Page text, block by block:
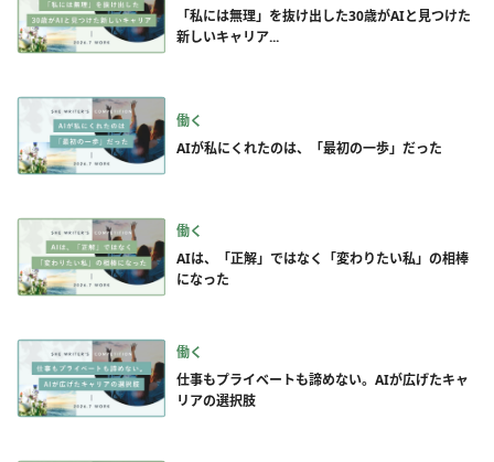
「私には無理」を抜け出した30歳がAIと見つけた
新しいキャリア...
働く
AIが私にくれたのは、「最初の一歩」だった
働く
AIは、「正解」ではなく「変わりたい私」の相棒
になった
働く
仕事もプライベートも諦めない。AIが広げたキャ
リアの選択肢